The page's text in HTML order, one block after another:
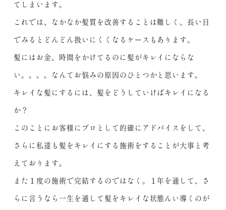
てしまいます。
これでは、なかなか髪質を改善することは難しく、長い目
でみるとどんどん扱いにくくなるケースもあります。
髪にはお金、時間をかけてるのに髪がキレイにならな
い。。。。なんてお悩みの原因のひとつかと思います。
キレイな髪にするには、髪をどうしていけばキレイになる
か？
このことにお客様にプロとして的確にアドバイスをして、
さらに私達も髪をキレイにする施術をすることが大事と考
えております。
また１度の施術で完結するのではなく。１年を通して、さ
らに言うなら一生を通して髪をキレイな状態んい導くのが